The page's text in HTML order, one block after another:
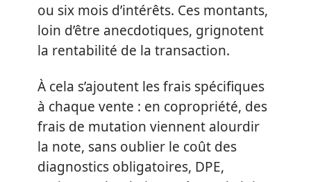
ou six mois d’intérêts. Ces montants,
loin d’être anecdotiques, grignotent
la rentabilité de la transaction.
À cela s’ajoutent les frais spécifiques
à chaque vente : en copropriété, des
frais de mutation viennent alourdir
la note, sans oublier le coût des
diagnostics obligatoires, DPE,